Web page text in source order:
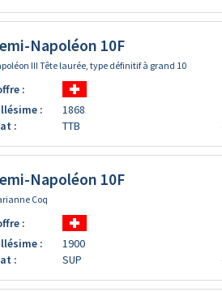
Napoléon 10F
III Tête laurée, type définitif à grand 10
:
:
1868
:
TTB
Napoléon 10F
Coq
:
:
1900
:
SUP